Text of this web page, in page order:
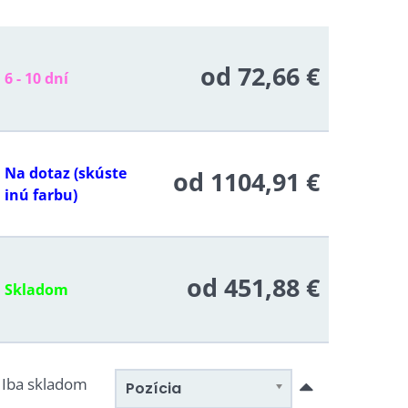
prvom odraze lepšie využitie energie.
Naše ochranné goliera sú neporovnateľné s
medzi pružiny.
sieť umiestnenou po vonkajšom obvode, čo
nebrzdí tak vo výskoku kamarátmi).
vo vnútri trampolíny.
maximálnu výšku skoku vďaka
6 - 10 dní od 72,66 €
Na dotaz (skúste
inú farbu)
od 1104,91 €
Skladom od 451,88 €
Pozícia
Iba skladom